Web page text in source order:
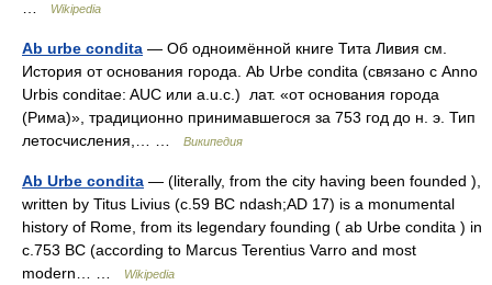
Wikipedia
Ab urbe condita — Об одноимённой книге Тита Ливия см.
История от основания города. Ab Urbe condita (связано с Anno
Urbis conditae: AUC или a.u.c.) лат. «от основания города
(Рима)», традиционно принимавшегося за 753 год до н. э. Тип
летосчисления,… …
Википедия
Ab Urbe condita — (literally, from the city having been founded ),
written by Titus Livius (c.59 BC ndash;AD 17) is a monumental
history of Rome, from its legendary founding ( ab Urbe condita ) in
c.753 BC (according to Marcus Terentius Varro and most
modern… …
Wikipedia